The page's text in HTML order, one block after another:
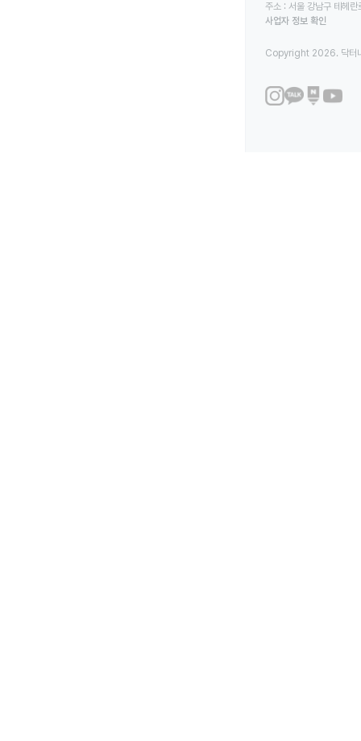
주소 : 서울 강남구 테헤
사업자 정보 확인
Copyright 2026. 닥터